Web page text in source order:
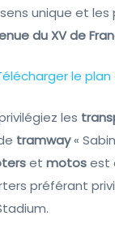
unique et les
du XV de
le plan
les
tramway«
etmotosest
préférant